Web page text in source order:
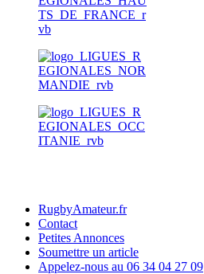
RugbyAmateur.fr
Contact
Petites Annonces
Soumettre un article
Appelez-nous au 06 34 04 27 09